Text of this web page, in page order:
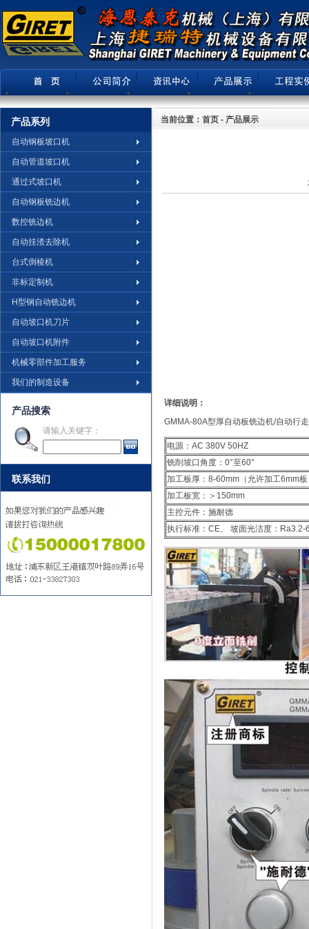
产品系列
自动钢板坡口机
自动管道坡口机
通过式坡口机
自动钢板铣边机
数控铣边机
自动挂渣去除机
台式倒棱机
非标定制机
H型钢自动铣边机
自动坡口机刀片
自动坡口机附件
机械零部件加工服务
我们的制造设备
产品搜索
请输入关键字：
联系我们
当前位置：首页 - 产品展示
详细说明：
GMMA-80A型厚自动板铣边机/自动行
电源：AC 380V 50HZ
铣削坡口角度：0°至60°
加工板厚：8-60mm（允许加工6mm
加工板宽：＞150mm
主控元件：施耐德
执行标准：CE、 坡面光洁度：Ra3.2-